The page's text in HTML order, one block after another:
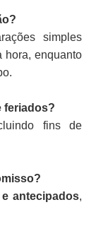
simples
hora, enquanto
feriados?
fins de
antecipados,